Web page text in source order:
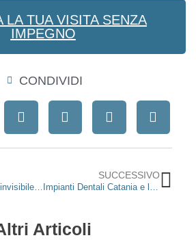
LA TUA VISITA SENZA
IMPEGNO
CONDIVIDI
Apparecchio fisso invisibile linguale e allineatori trasparenti
SUCCESSIVO
Impianti Dentali Catania e la nuova implantologia digitale
Articoli